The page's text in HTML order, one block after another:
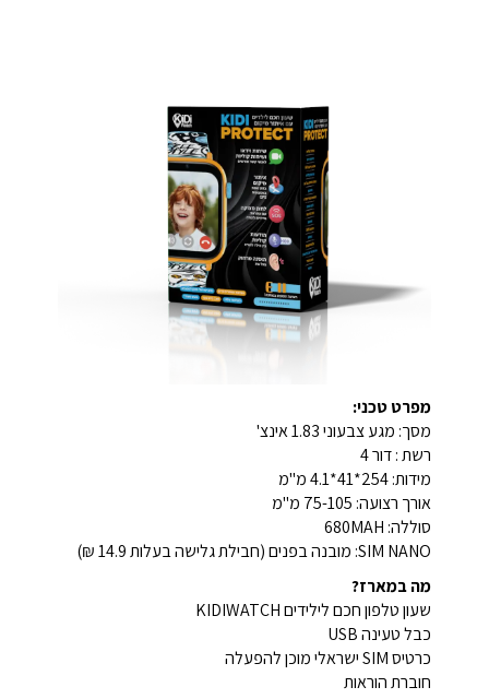
מפרט טכני:
מסך: מגע צבעוני 1.83 אינצ'
רשת : דור 4
מידות: 254*41*4.1 מ"מ
אורך רצועה: 75-105 מ"מ
סוללה: 680MAH
SIM NANO: מובנה בפנים (חבילת גלישה בעלות 14.9 ₪)
מה במארז?
שעון טלפון חכם לילידים KIDIWATCH
כבל טעינה USB
כרטיס SIM ישראלי מוכן להפעלה
חוברת הוראות